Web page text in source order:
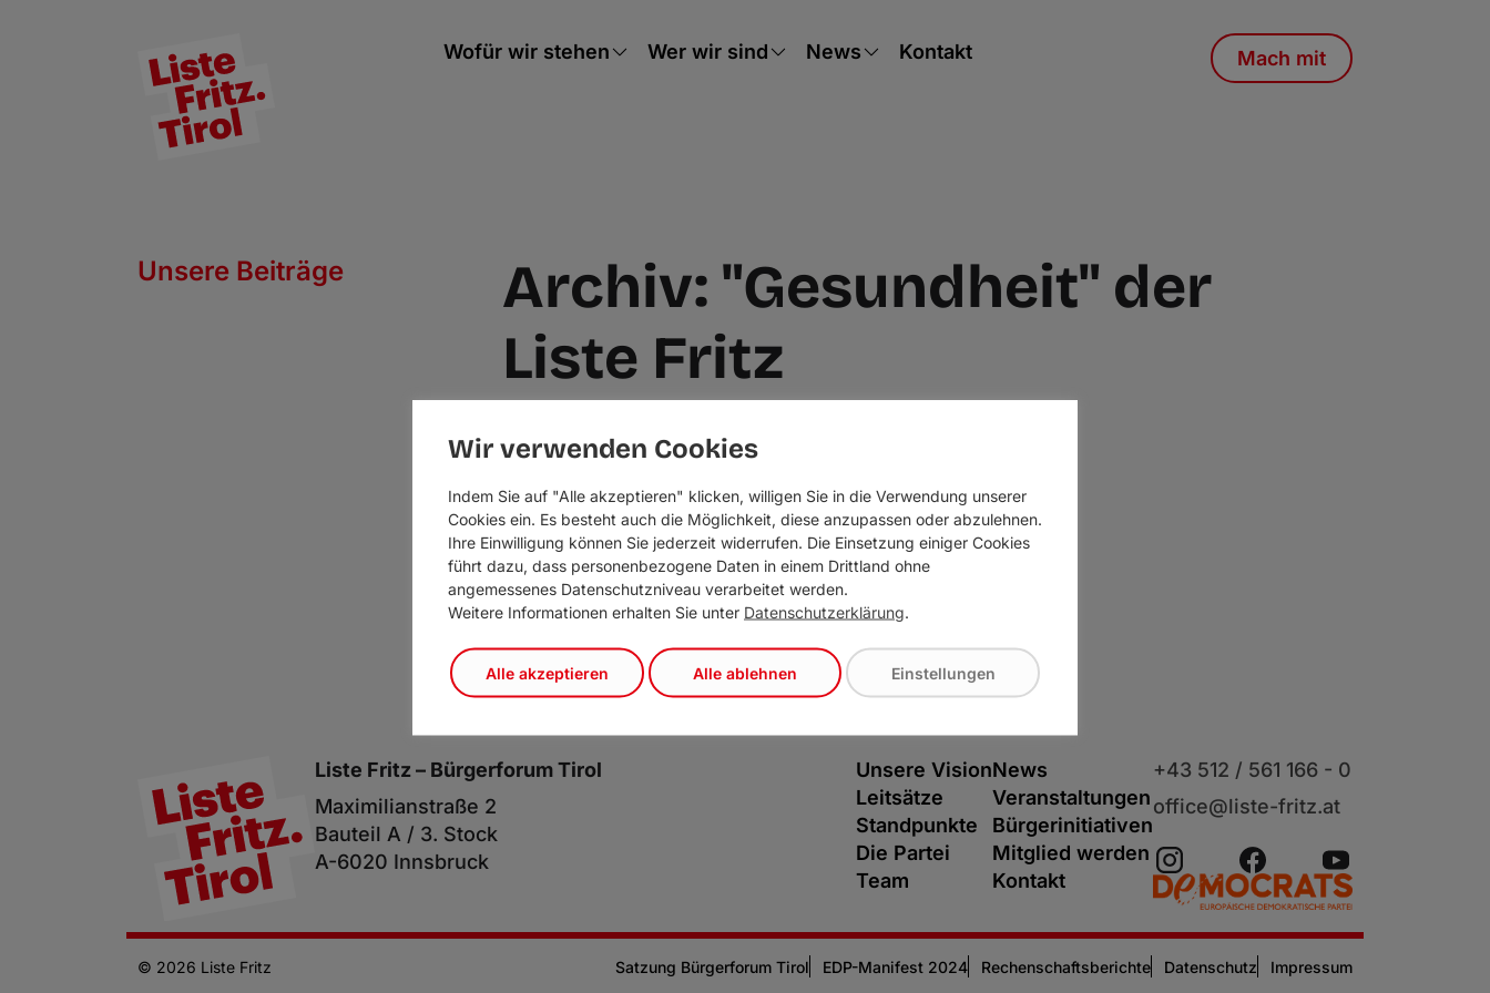
Wofür wir stehen Wer wir sind News Kontakt Mach mit
Unsere Beiträge
Archiv: "Gesundheit" der
Liste Fritz
Liste Fritz – Bürgerforum Tirol
Maximilianstraße 2
Bauteil A / 3. Stock
A-6020 Innsbruck
Unsere Vision
Leitsätze
Standpunkte
Die Partei
Team
News
Veranstaltungen
Bürgerinitiativen
Mitglied werden
Kontakt
+43 512 / 561 166 - 0
office@liste-fritz.at
© 2026 Liste Fritz Satzung Bürgerforum Tirol EDP-Manifest 2024 Rechenschaftsberichte Datenschutz Impressum
Wir verwenden Cookies
Indem Sie auf "Alle akzeptieren" klicken, willigen Sie in die Verwendung unserer
Cookies ein. Es besteht auch die Möglichkeit, diese anzupassen oder abzulehnen.
Ihre Einwilligung können Sie jederzeit widerrufen. Die Einsetzung einiger Cookies
führt dazu, dass personenbezogene Daten in einem Drittland ohne
angemessenes Datenschutzniveau verarbeitet werden.
Weitere Informationen erhalten Sie unter Datenschutzerklärung.
Alle akzeptieren Alle ablehnen Einstellungen